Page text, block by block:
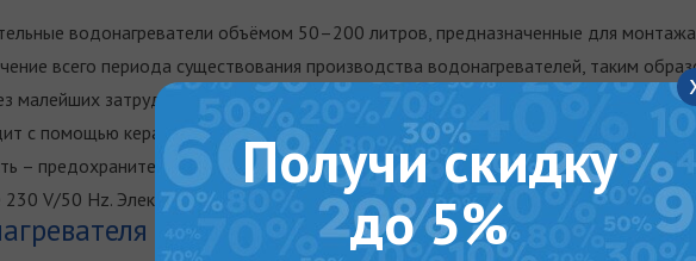
водонагреватели объёмом 50–200 литров, предназначенные для
всего периода существования производства водонагревателей, таким
малейших затруднений.
с помощью керамического нагревательного элемента, управление которым
– предохранительным термостатом (термопредохр­анителем). Диапазон
V/50 Hz. Электроизоляционное покрытие IP 45 позволяет монтировать
Drazice OKCE 80:
Получи скидку
до 5%